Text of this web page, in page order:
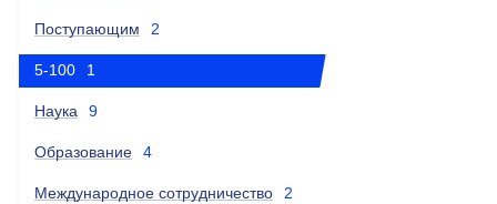
Поступающим 2
5-100 1
Наука 9
Образование 4
Международное сотрудничество 2